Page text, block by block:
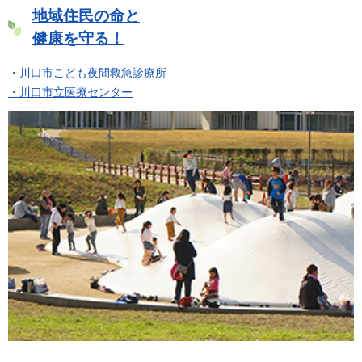
地域住民の命と
健康を守る！
・川口市こども夜間救急診療所
・川口市立医療センター